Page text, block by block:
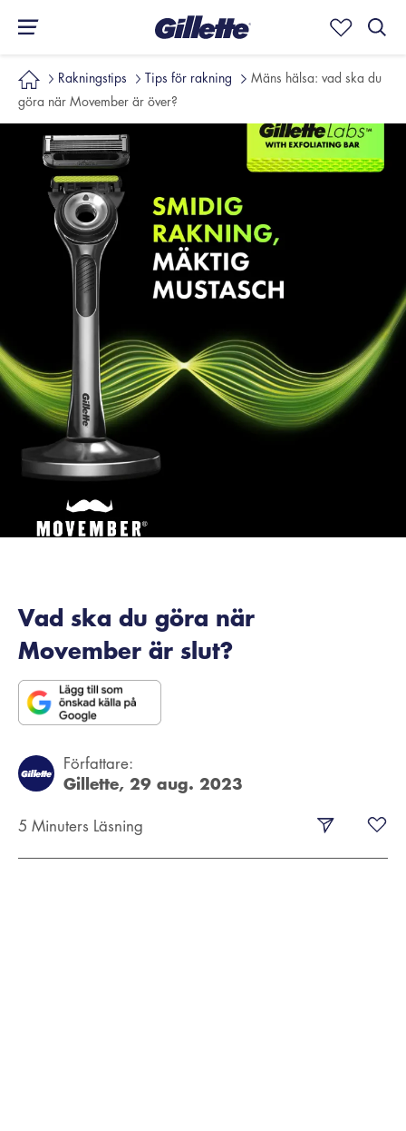
Rakningstips Tips för rakning
Mäns hälsa: vad ska du
göra när Movember är över?
Vad ska du göra när
Movember är slut?
Författare:
Gillette, 29 aug. 2023
5 Minuters Läsning